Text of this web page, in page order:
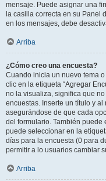
mensaje. Puede asignar una
la casilla correcta en su Panel
en los mensajes, debe
Arriba
¿Cómo creo una encuesta?
Cuando inicia un nuevo tema
clic en la etiqueta “Agregar
no la visualiza, significa que
encuestas. Inserte un título y
asegurándose de que cada
del formulario. También
puede seleccionar en la
días para la encuesta (0 para
permitir a lo usuarios cambiar
Arriba